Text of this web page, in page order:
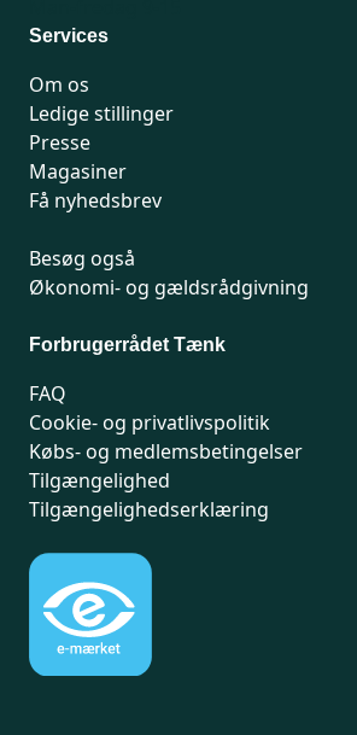
Services
Om os
Ledige stillinger
Presse
Magasiner
Få nyhedsbrev
Besøg også
Økonomi- og gældsrådgivning
Forbrugerrådet Tænk
FAQ
Cookie- og privatlivspolitik
Købs- og medlemsbetingelser
Tilgængelighed
Tilgængelighedserklæring